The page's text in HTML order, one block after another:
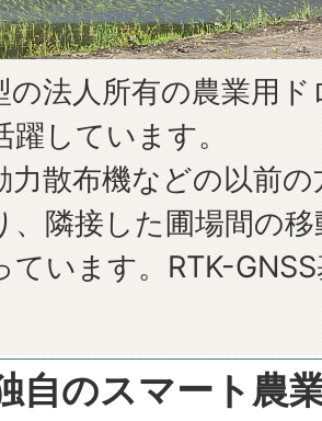
の法人所有の農業用
しています。
力散布機などの以前
、隣接した圃場間の
ています。RTK-
自のスマート農